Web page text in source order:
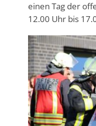
einen Tag der
12.00 Uhr bis